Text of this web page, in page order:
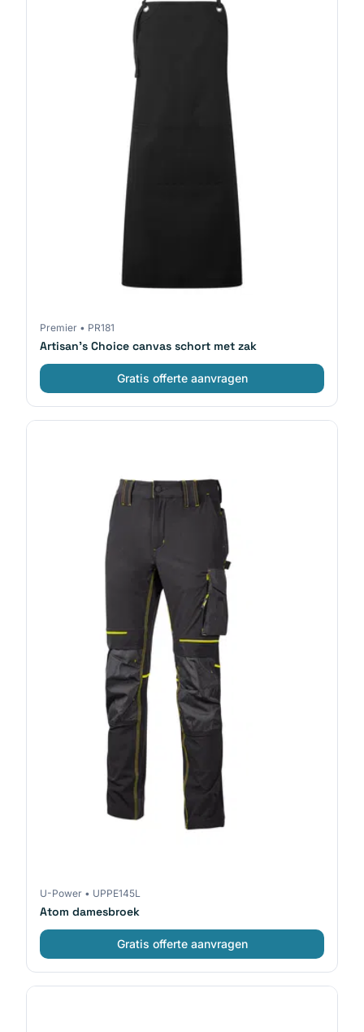
Premier • PR181
Artisan's Choice canvas schort met zak
Gratis offerte aanvragen
U-Power • UPPE145L
Atom damesbroek
Gratis offerte aanvragen